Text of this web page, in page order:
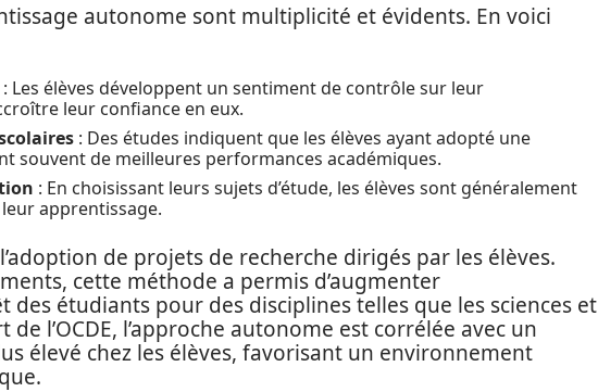
autonome sont multiplicité et évidents. En voici
: Les élèves développent un sentiment de contrôle sur leur
leur confiance en eux.
: Des études indiquent que les élèves ayant adopté une
souvent de meilleures performances académiques.
: En choisissant leurs sujets d’étude, les élèves sont généralement
apprentissage.
de projets de recherche dirigés par les élèves.
cette méthode a permis d’augmenter
des étudiants pour des disciplines telles que les sciences et
l’OCDE, l’approche autonome est corrélée avec un
élevé chez les élèves, favorisant un environnement